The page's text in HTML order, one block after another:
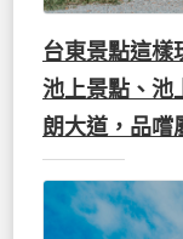
台東景點這樣
池上景點、池
朗大道，品嚐